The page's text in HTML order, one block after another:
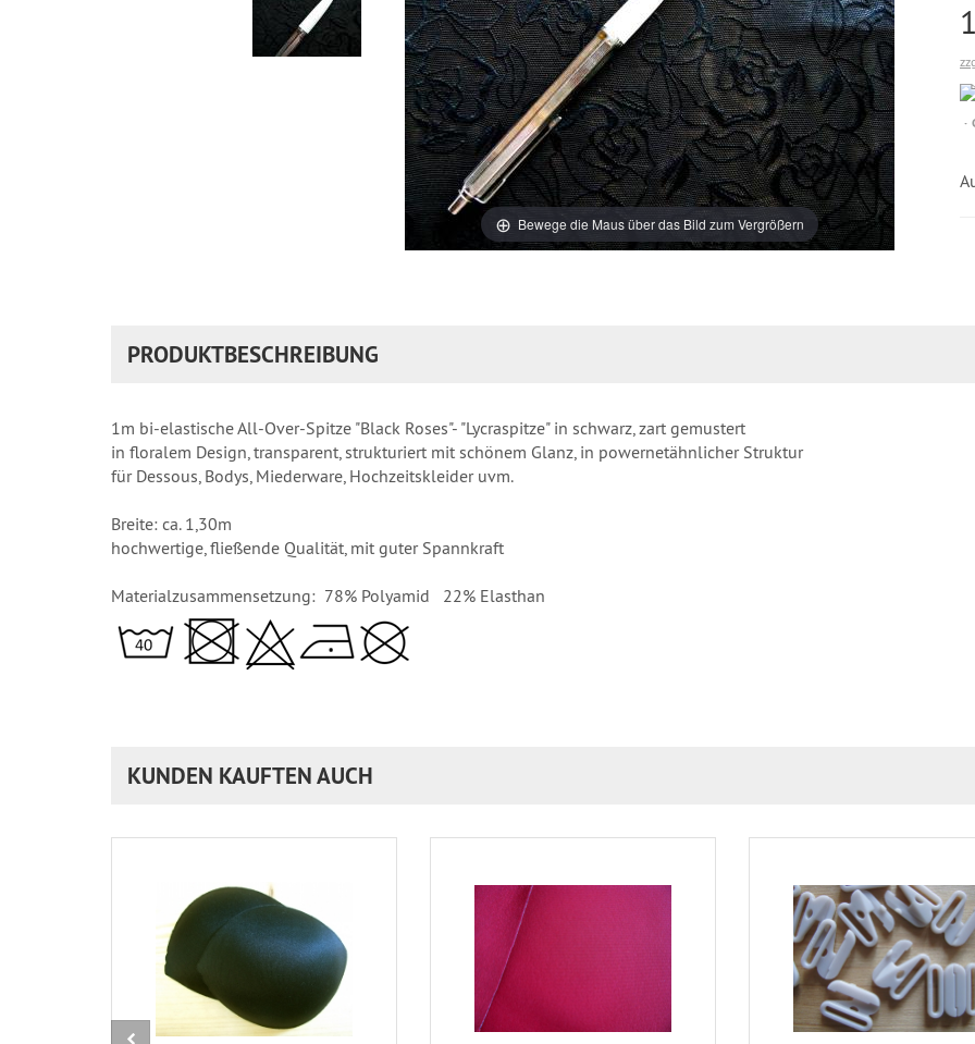
Bewege die Maus über das Bild zum Vergrößern
PRODUKTBESCHREIBUNG
1m bi-elastische All-Over-Spitze "Black Roses"- "Lycraspitze" in schwarz, zart gemustert
in floralem Design, transparent, strukturiert mit schönem Glanz, in powernetähnlicher Struktur
für Dessous, Bodys, Miederware, Hochzeitskleider uvm.
Breite: ca. 1,30m
hochwertige, fließende Qualität, mit guter Spannkraft
Materialzusammensetzung: 78% Polyamid 22% Elasthan
KUNDEN KAUFTEN AUCH